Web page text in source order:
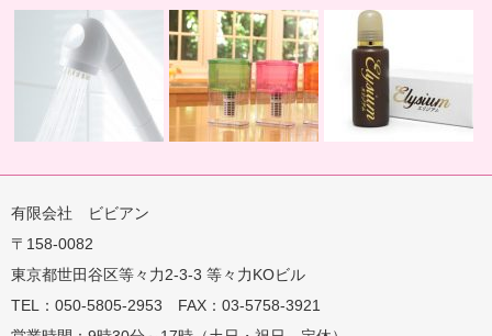
用地球の恵みを シャワー
有限会社 ビビアン
〒158-0082
東京都世田谷区等々力2-3-3 等々力KOビル
TEL：050-5805-2953 FAX：03-5758-3921